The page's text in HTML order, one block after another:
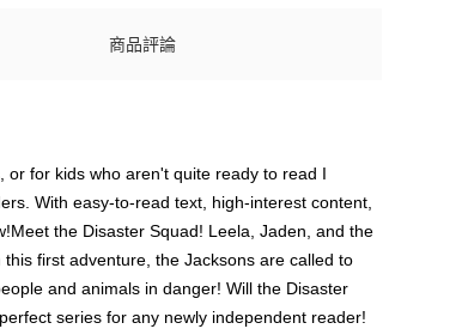
商品評論
for kids who aren't quite ready to read I
With easy-to-read text, high-interest content,
the Disaster Squad! Leela, Jaden, and the
first adventure, the Jacksons are called to
and animals in danger! Will the Disaster
series for any newly independent reader!